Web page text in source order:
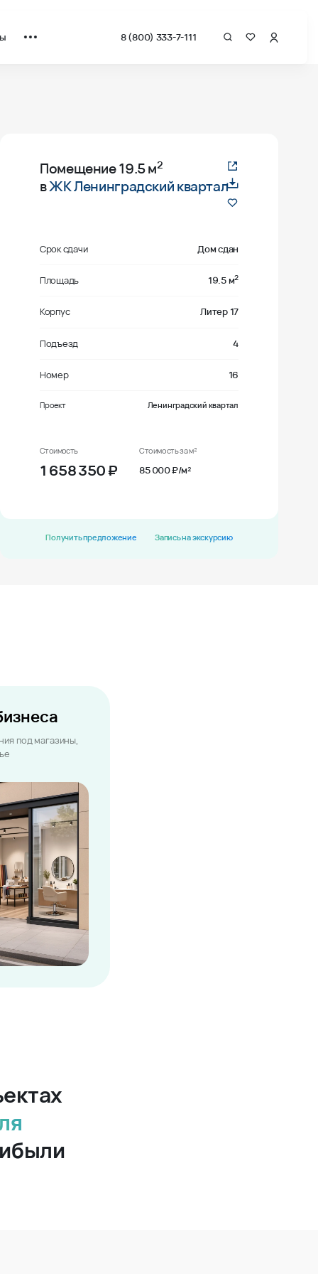
8 (800) 333-7-111
Помещение19.5 м2
вЖК Ленинградский квартал
Срок сдачи Дом сдан
Площадь 19.5 м2
Корпус Литер 17
Подъезд 4
Номер 16
Проект Ленинградский квартал
Стоимость
1 658 350₽
Стоимость за м²
85 000 ₽/м²
Получить предложение Запись на экскурсию
под магазины,